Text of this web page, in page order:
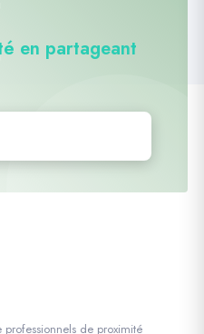
en partageant
de proximité